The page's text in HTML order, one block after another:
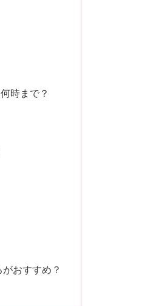
時まで？
おすすめ？